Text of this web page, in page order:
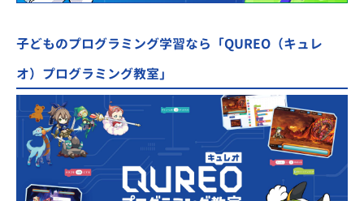
子どものプログラミング学習なら「QUREO（キュレ
オ）プログラミング教室」